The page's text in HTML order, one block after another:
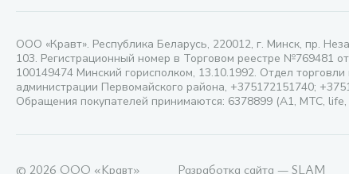
ООО «Кравт». Республика Беларусь, 220012, г. Минск, пр.
103. Регистрационный номер в Торговом реестре №769481
100149474 Минский горисполком, 13.10.1992. Отдел торговли
администрации Первомайского района, +375172151740;
Обращения покупателей принимаются: 6378899 (А1, МТС, life,
© 2026 ООО «Кравт» Разработка сайта — SLAM